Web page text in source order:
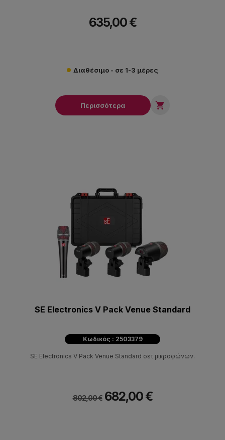
635,00 €
Διαθέσιμο - σε 1-3 μέρες
Περισσότερα 
SE Electronics V Pack Venue Standard
Κωδικός : 2503379
SE Electronics V Pack Venue Standard σετ μικροφώνων.
802,00 € 682,00 €